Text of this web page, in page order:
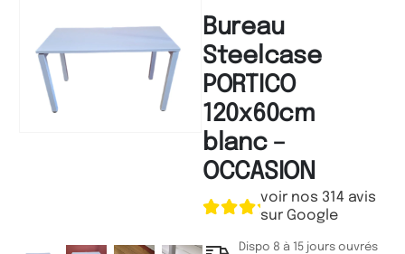
Bureau
Steelcase
PORTICO
120x60cm
blanc –
OCCASION
voir nos 314 avis
sur Google
Dispo 8 à 15 jours ouvrés